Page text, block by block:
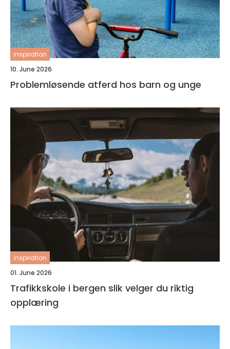
inspiration
10. June 2026
Problemløsende atferd hos barn og unge
inspiration
01. June 2026
Trafikkskole i bergen slik velger du riktig
opplæring